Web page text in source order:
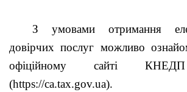
З умовами отримання
довірчих послуг можливо
офіційному сайті
(https://ca.tax.gov.ua).